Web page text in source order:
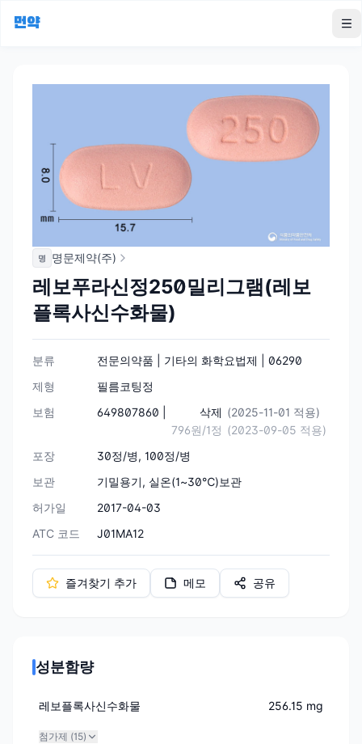
먼약
명 명문제약(주)
레보푸라신정250밀리그램(레보
플록사신수화물)
분류
전문의약품 | 기타의 화학요법제 | 06290
제형
필름코팅정
보험
649807860 | 삭제 (2025-11-01 적용)
796원/1정 (2023-09-05 적용)
포장
30정/병, 100정/병
보관
기밀용기, 실온(1~30℃)보관
허가일
2017-04-03
ATC 코드
J01MA12
즐겨찾기 추가 메모 공유
성분함량
레보플록사신수화물 256.15 mg
첨가제 (15)